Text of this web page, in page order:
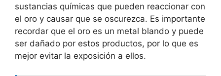
sustancias químicas que pueden reaccionar con
el oro y causar que se oscurezca. Es importante
recordar que el oro es un metal blando y puede
ser dañado por estos productos, por lo que es
mejor evitar la exposición a ellos.